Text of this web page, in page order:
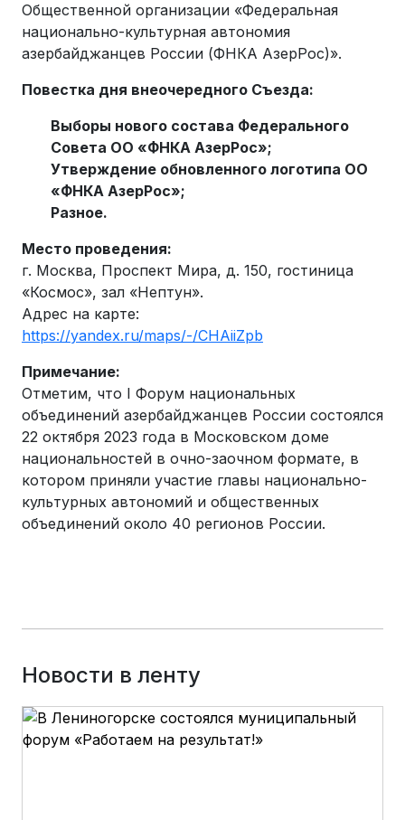
Общественной организации «Федеральная
национально-культурная автономия
азербайджанцев России (ФНКА АзерРос)».
Повестка дня внеочередного Съезда:
Выборы нового состава Федерального
Совета ОО «ФНКА АзерРос»;
Утверждение обновленного логотипа ОО
«ФНКА АзерРос»;
Разное.
Место проведения:
г. Москва, Проспект Мира, д. 150, гостиница
«Космос», зал «Нептун».
Адрес на карте:
https://yandex.ru/maps/-/CHAiiZpb
Примечание:
Отметим, что I Форум национальных
объединений азербайджанцев России состоялся
22 октября 2023 года в Московском доме
национальностей в очно-заочном формате, в
котором приняли участие главы национально-
культурных автономий и общественных
объединений около 40 регионов России.
Новости в ленту